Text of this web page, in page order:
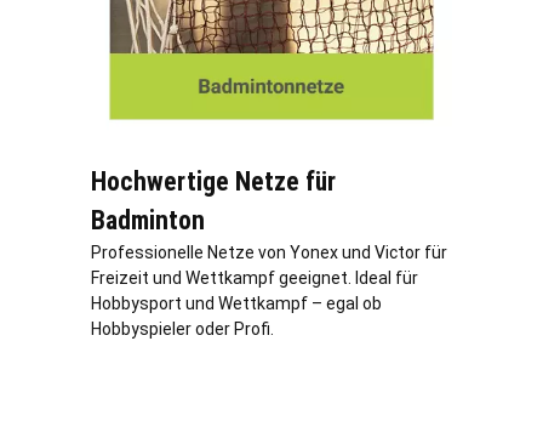
Hochwertige Netze für
Badminton
Professionelle Netze von Yonex und Victor für
Freizeit und Wettkampf geeignet. Ideal für
Hobbysport und Wettkampf – egal ob
Hobbyspieler oder Profi.